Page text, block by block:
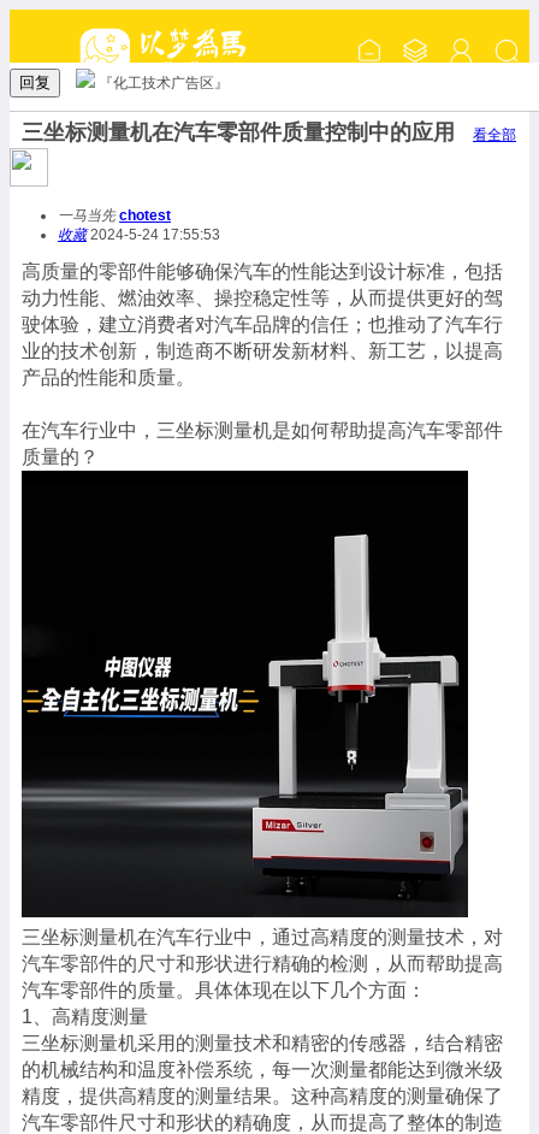
回复 『化工技术广告区』
三坐标测量机在汽车零部件质量控制中的应用 看全部
一马当先 chotest
收藏2024-5-24 17:55:53
高质量的零部件能够确保汽车的性能达到设计标准，包括
动力性能、燃油效率、操控稳定性等，从而提供更好的驾
驶体验，建立消费者对汽车品牌的信任；也推动了汽车行
业的技术创新，制造商不断研发新材料、新工艺，以提高
产品的性能和质量。
在汽车行业中，三坐标测量机是如何帮助提高汽车零部件
质量的？
三坐标测量机在汽车行业中，通过高精度的测量技术，对
汽车零部件的尺寸和形状进行精确的检测，从而帮助提高
汽车零部件的质量。具体体现在以下几个方面：
1、高精度测量
三坐标测量机采用的测量技术和精密的传感器，结合精密
的机械结构和温度补偿系统，每一次测量都能达到微米级
精度，提供高精度的测量结果。这种高精度的测量确保了
汽车零部件尺寸和形状的精确度，从而提高了整体的制造